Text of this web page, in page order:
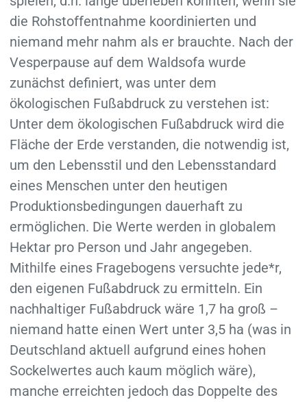
die Rohstoffentnahme koordinierten und
niemand mehr nahm als er brauchte. Nach der
Vesperpause auf dem Waldsofa wurde
zunächst definiert, was unter dem
ökologischen Fußabdruck zu verstehen ist:
Unter dem ökologischen Fußabdruck wird die
Fläche der Erde verstanden, die notwendig ist,
um den Lebensstil und den Lebensstandard
eines Menschen unter den heutigen
Produktionsbedingungen dauerhaft zu
ermöglichen. Die Werte werden in globalem
Hektar pro Person und Jahr angegeben.
Mithilfe eines Fragebogens versuchte jede*r,
den eigenen Fußabdruck zu ermitteln. Ein
nachhaltiger Fußabdruck wäre 1,7 ha groß –
niemand hatte einen Wert unter 3,5 ha (was in
Deutschland aktuell aufgrund eines hohen
Sockelwertes auch kaum möglich wäre),
manche erreichten jedoch das Doppelte des